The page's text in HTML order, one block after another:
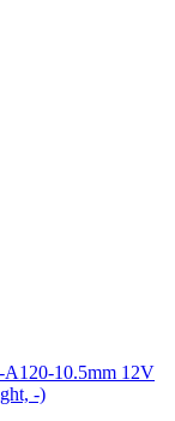
A120-10.5mm 12V
-)